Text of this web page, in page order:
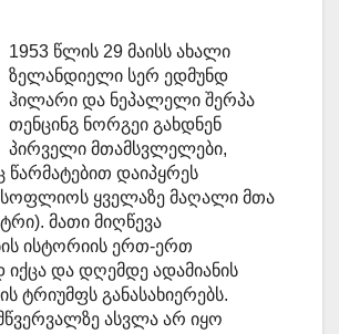
1953 წლის 29 მაისს ახალი
ზელანდიელი სერ ედმუნდ
ჰილარი და ნეპალელი შერპა
თენცინგ ნორგეი გახდნენ
პირველი მთამსვლელები,
დაიპყრეს
ყველაზე მაღალი მთა
მათი მიღწევა
ისტორიის ერთ-ერთ
იქცა და დღემდე ადამიანის
ტრიუმფს განასახიერებს.
ასვლა არ იყო